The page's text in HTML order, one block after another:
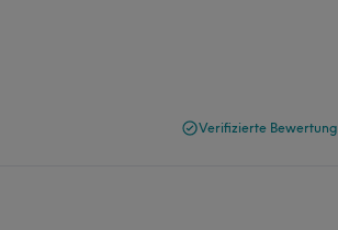
Verifizierte Bewertung